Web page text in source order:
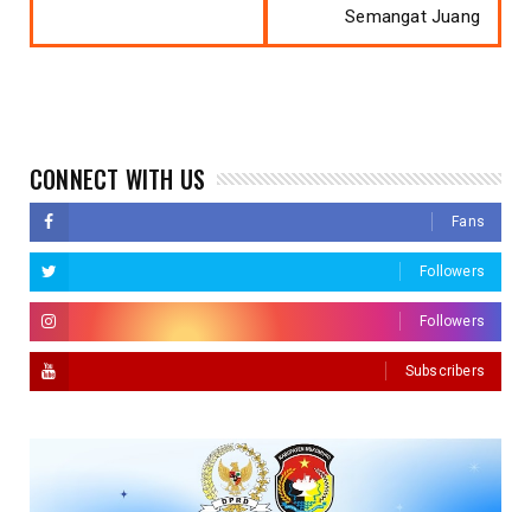
Semangat Juang
CONNECT WITH US
Fans
Followers
Followers
Subscribers